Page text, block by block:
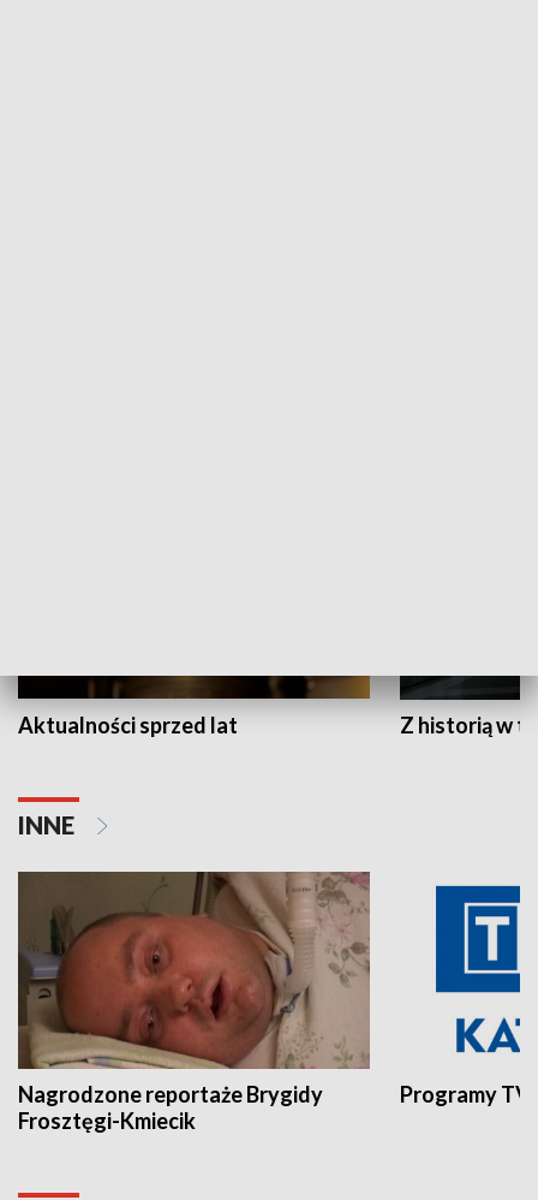
Aktualności sprzed lat Z historią w
INNE
Nagrodzone reportaże Brygidy
Frosztęgi-Kmiecik
Programy